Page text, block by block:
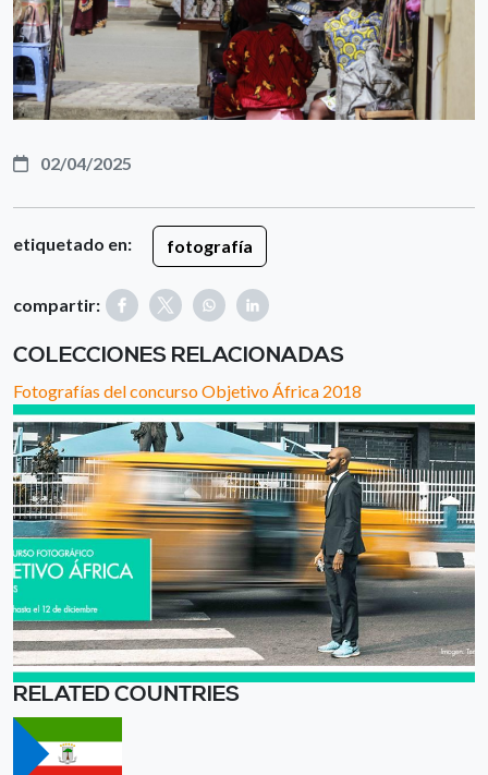
02/04/2025
etiquetado en: fotografía
compartir:
COLECCIONES RELACIONADAS
Fotografías del concurso Objetivo África 2018
RELATED COUNTRIES